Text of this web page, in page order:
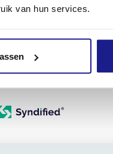
van hun services.